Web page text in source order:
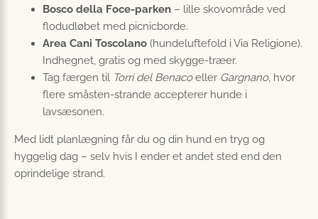
Bosco della Foce-parken – lille skovområde ved
flodudløbet med picnicborde.
Area Cani Toscolano (hundeluftefold i Via Religione).
Indhegnet, gratis og med skygge-træer.
Tag færgen til Torri del Benacoeller Gargnano, hvor
flere småsten-strande accepterer hunde i
lavsæsonen.
Med lidt planlægning får du og din hund en tryg og
hyggelig dag – selv hvis I ender et andet sted end den
oprindelige strand.